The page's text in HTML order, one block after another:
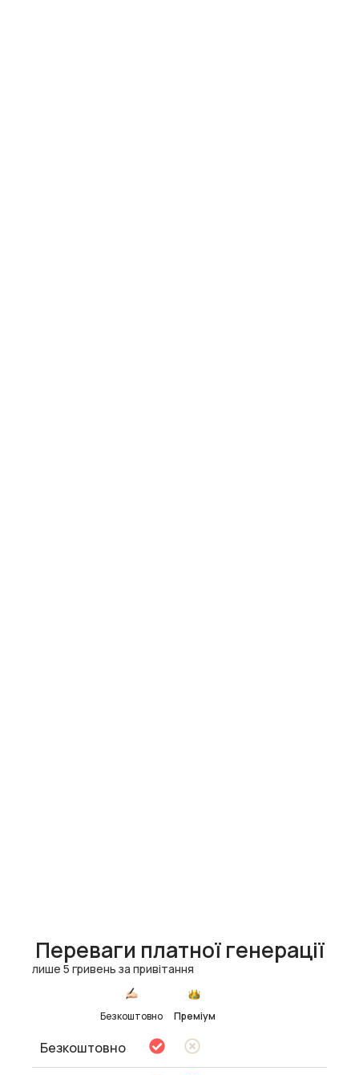
Переваги платної генерації
лише 5 гривень за привітання
Безкоштовно Преміум
Безкоштовно